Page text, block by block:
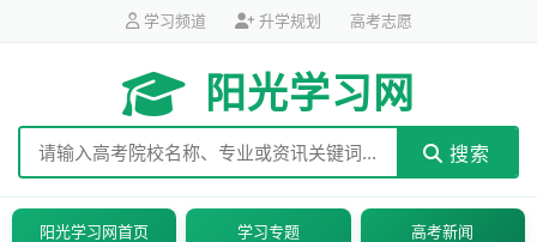
学习频道 升学规划 高考志愿
阳光学习网
搜索
阳光学习网首页 学习专题 高考新闻